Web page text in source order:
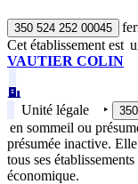
350 524 252 00045
Cet établissement est
VAUTIER COLIN
Unité légale ‣
en sommeil ou
présumée inactive.
tous ses
économique.